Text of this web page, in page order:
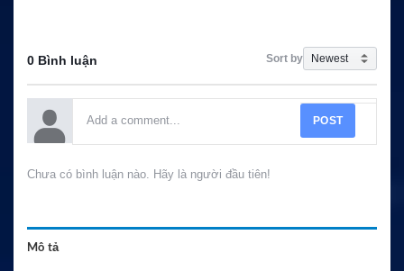
0 Bình luận Sort by
POST
Chưa có bình luận nào. Hãy là người đầu tiên!
Mô tả